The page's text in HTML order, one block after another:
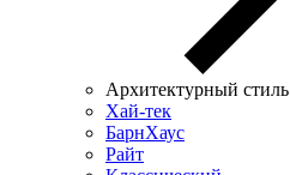
Архитектурный стиль
Хай-тек
БарнХаус
Райт